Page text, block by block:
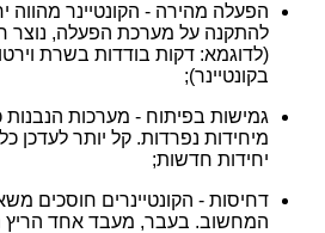
הפעלה מהירה - הקונטיינר מהווה
להתקנה על מערכת הפעלה, נוצר
(לדוגמא: דקות בודדות בשרת
בקונטיינר);
גמישות בפיתוח - מערכות הנבנות
מיחידות נפרדות. קל יותר לעדכן
יחידות חדשות;
דחיסות - הקונטיינרים חוסכים
המחשוב. בעבר, מעבד אחד